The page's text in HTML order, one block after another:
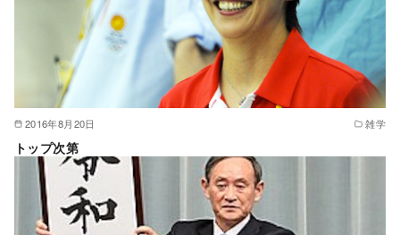
2016年8月20日 雑学
トップ次第